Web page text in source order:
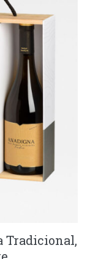
Tradicional,